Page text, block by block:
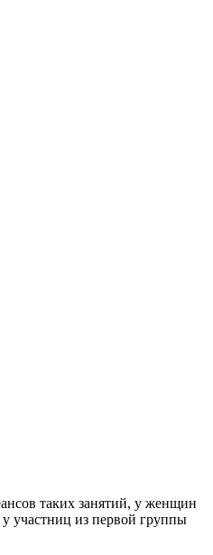
таких занятий, у женщин
участниц из первой группы